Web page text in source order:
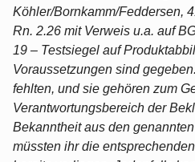
Köhler/Bornkamm/Feddersen,
Rn. 2.26 mit Verweis u.a. auf
19 – Testsiegel auf
Voraussetzungen sind
fehlten, und sie gehören zum
Verantwortungsbereich der
Bekanntheit aus den
müssten ihr die